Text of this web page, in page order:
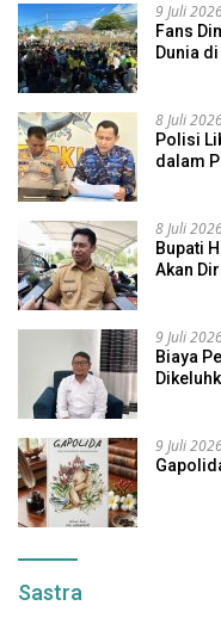
9 Juli
Fans
Dunia
8 Juli
Polisi
dalam
8 Juli
Bupati
Akan
9 Juli
Biaya
9 Juli
Sastra